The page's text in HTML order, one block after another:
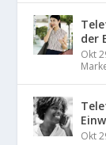
der
Okt
Okt